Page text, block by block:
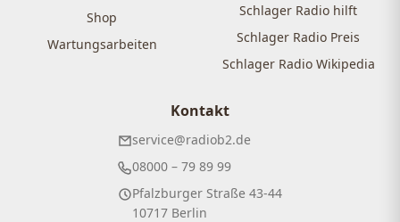
Shop
Wartungsarbeiten
Schlager Radio hilft
Schlager Radio Preis
Schlager Radio Wikipedia
Kontakt
service@radiob2.de
08000 – 79 89 99
Pfalzburger Straße 43-44
10717 Berlin